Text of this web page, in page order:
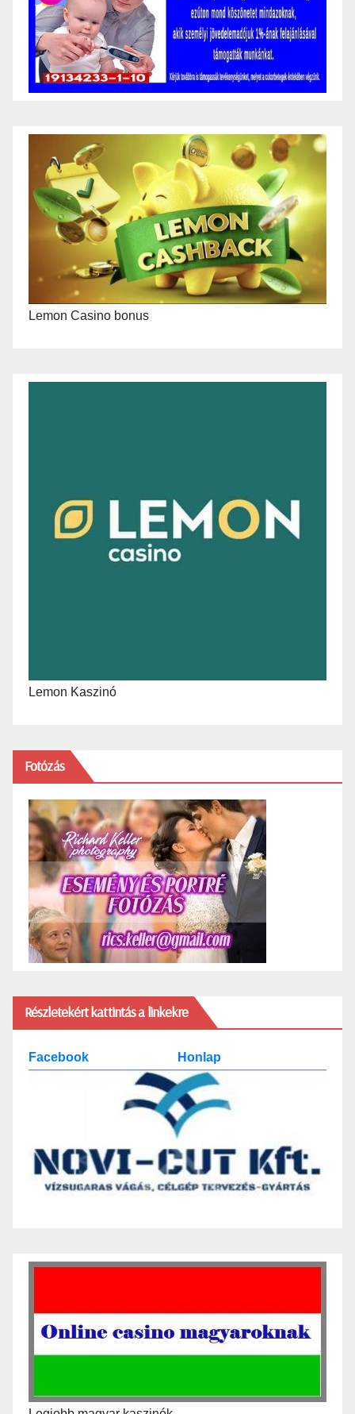
Lemon Casino bonus
Lemon Kaszinó
Fotózás
Részletekért kattintás a linkekre
Facebook Honlap